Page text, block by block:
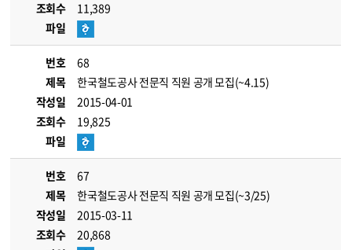
조회수
11,389
파일
번호
68
제목
한국철도공사 전문직 직원 공개 모집(~4.15)
작성일
2015-04-01
조회수
19,825
파일
번호
67
제목
한국철도공사 전문직 직원 공개 모집(~3/25)
작성일
2015-03-11
조회수
20,868